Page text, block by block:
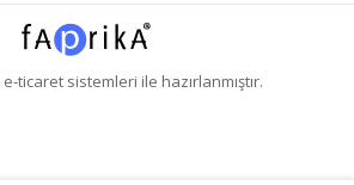
e-ticaretsistemleri ile hazırlanmıştır.